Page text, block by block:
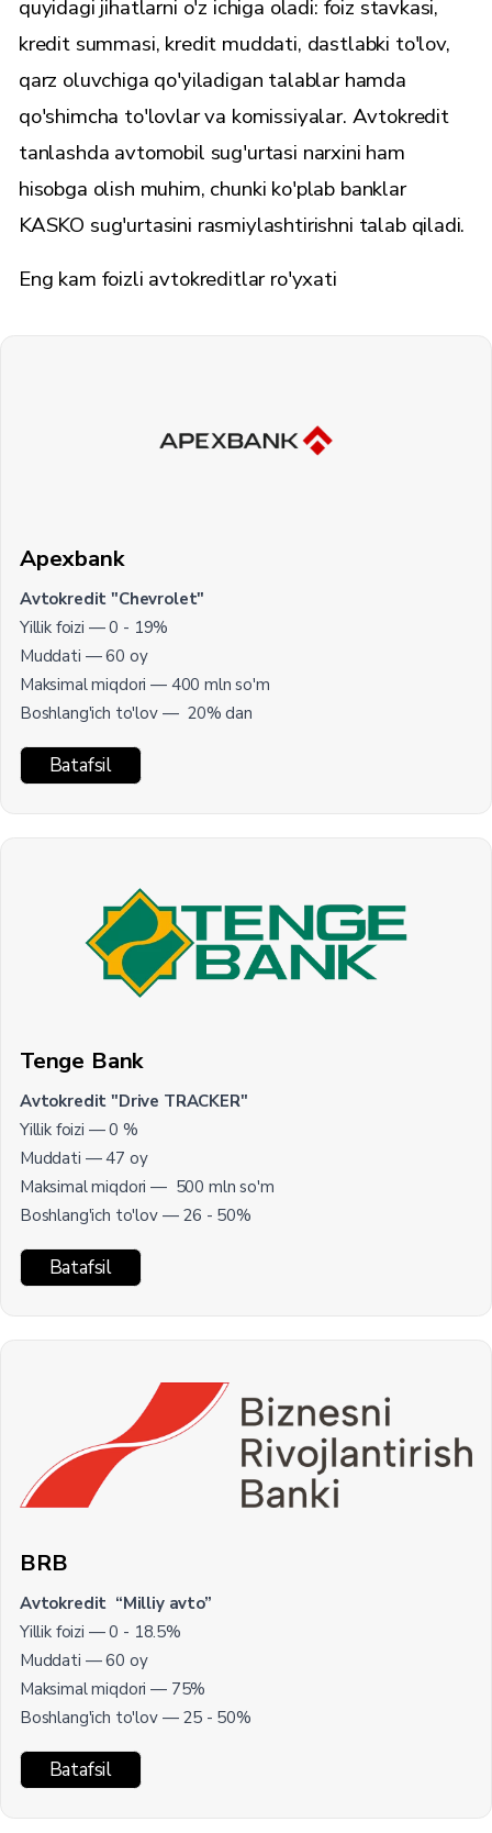
quyidagi jihatlarni o'z ichiga oladi: foiz stavkasi,
kredit summasi, kredit muddati, dastlabki to'lov,
qarz oluvchiga qo'yiladigan talablar hamda
qo'shimcha to'lovlar va komissiyalar. Avtokredit
tanlashda avtomobil sug'urtasi narxini ham
hisobga olish muhim, chunki ko'plab banklar
KASKO sug'urtasini rasmiylashtirishni talab qiladi.
Eng kam foizli avtokreditlar ro'yxati
Apexbank
Avtokredit "Chevrolet"
Yillik foizi — 0 - 19%
Muddati — 60 oy
Maksimal miqdori — 400 mln so'm
Boshlang'ich to'lov — 20% dan
Batafsil
Tenge Bank
Avtokredit "Drive TRACKER"
Yillik foizi — 0 %
Muddati — 47 oy
Maksimal miqdori — 500 mln so'm
Boshlang'ich to'lov — 26 - 50%
Batafsil
BRB
Avtokredit “Milliy avto”
Yillik foizi — 0 - 18.5%
Muddati — 60 oy
Maksimal miqdori — 75%
Boshlang'ich to'lov — 25 - 50%
Batafsil